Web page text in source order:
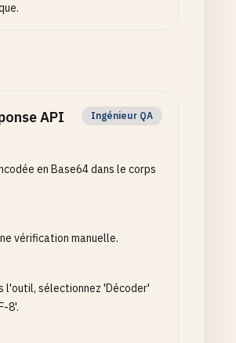
API Ingénieur QA
en Base64 dans le corps
vérification manuelle.
l'outil, sélectionnez 'Décoder'
8'.